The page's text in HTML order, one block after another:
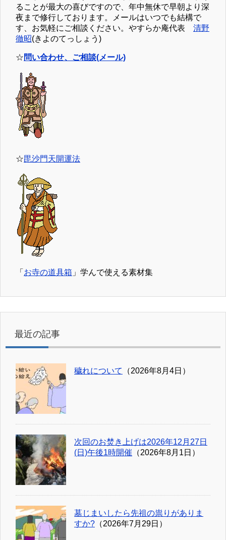
ることが最大の喜びですので、年中無休で早朝より深
夜まで修行しております。メールはいつでも結構で
す、お気軽にご相談ください。やすらか庵代表 清野
徹昭(きよのてっしょう)
☆問い合わせ、ご相談(メール)
☆毘沙門天開運法
「 お寺の道具箱 」学んで使える素材集
最近の記事
穢れについて （2026年8月4日）
次回のお焚き上げは2026年12月27日
(日)午後1時開催 （2026年8月1日）
墓じまいしたら先祖の祟りがありま
すか? （2026年7月29日）